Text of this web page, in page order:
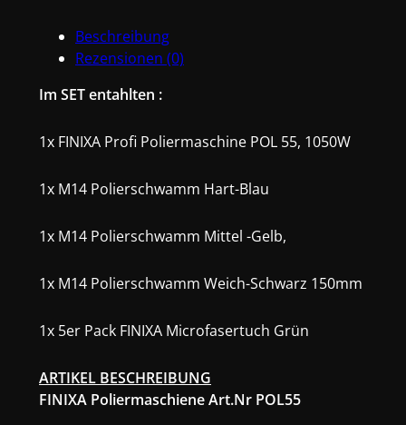
Hart/Mittel/Weich
Microfasertuch
Beschreibung
Rezensionen (0)
Im SET entahlten :
1x FINIXA Profi Poliermaschine POL 55, 1050W
1x M14 Polierschwamm Hart-Blau
1x M14 Polierschwamm Mittel -Gelb,
1x M14 Polierschwamm Weich-Schwarz 150mm
1x 5er Pack FINIXA Microfasertuch Grün
ARTIKEL BESCHREIBUNG
FINIXA Poliermaschiene Art.Nr POL55